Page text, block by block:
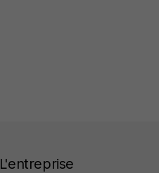
L'entreprise